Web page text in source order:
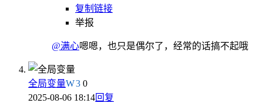
复制链接
举报
@满心嗯嗯，也只是偶尔了，经常的话搞不起哦
全局变量W3 0
2025-08-06 18:14回复